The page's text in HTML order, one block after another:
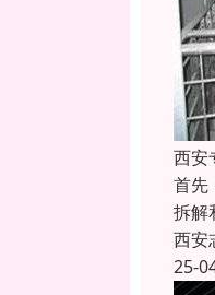
西安
首先
拆解
西安
25-